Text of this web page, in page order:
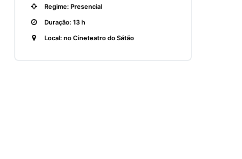
Regime: Presencial
Duração: 13 h
Local: no Cineteatro do Sátão